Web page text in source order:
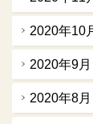
2020年10
2020年9月
2020年8月